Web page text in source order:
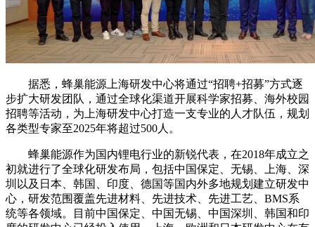
据悉，蜂巢能源上海研发中心将通过“招聘+招募”方式逐
步扩大研发团队，通过全球化渠道开展科学家招募、海外校园
招聘等活动，为上海研发中心打造一支专业的人才队伍，规划
各类型专家至2025年将超过500人。
蜂巢能源作为国内锂电行业的新锐代表，在2018年成立之
初就进行了全球化研发布局，包括中国保定、无锡、上海、深
圳以及日本、韩国、印度、德国等国内外多地规划建立研发中
心，研发范围覆盖先进材料、先进技术、先进工艺、BMS系
统等各领域。目前中国保定、中国无锡、中国深圳、韩国和印